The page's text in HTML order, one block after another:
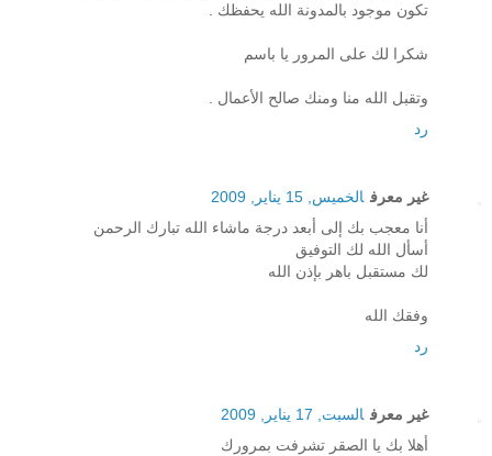
تكون موجود بالمدونة الله يحفظك .
شكرا لك على المرور يا باسم
وتقبل الله منا ومنك صالح الأعمال .
رد
غير معرف الخميس, 15 يناير, 2009
أنا معجب بك إلى أبعد درجة ماشاء الله تبارك الرحمن
أسأل الله لك التوفيق
لك مستقبل باهر بإذن الله
وفقك الله
رد
غير معرف السبت, 17 يناير, 2009
أهلا بك يا الصقر تشرفت بمرورك